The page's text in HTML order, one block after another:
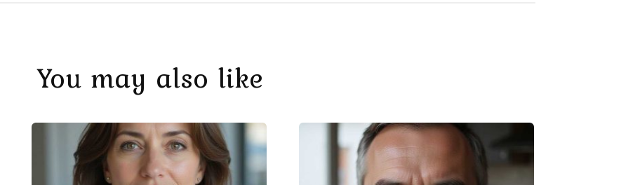
You may also like